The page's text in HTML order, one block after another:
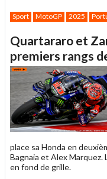
Sport MotoGP 2025
Quartararo et
premiers rangs
place sa Honda en
Bagnaia et Alex Marquez.
en fond de grille.